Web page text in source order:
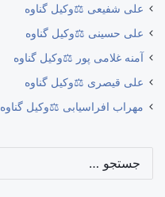
علی شفیعی ⚖️وکیل گناوه
علی حسینی ⚖️وکیل گناوه
آمنه غلامی پور ⚖️وکیل گناوه
علی قیصری ⚖️وکیل گناوه
مهراب افراسیابی ⚖️وکیل گناوه